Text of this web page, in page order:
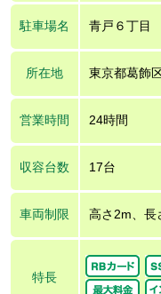
駐車場名 青戸６丁目
所在地 東京都葛飾
営業時間 24時間
収容台数 17台
車両制限 高さ2m、長
特長